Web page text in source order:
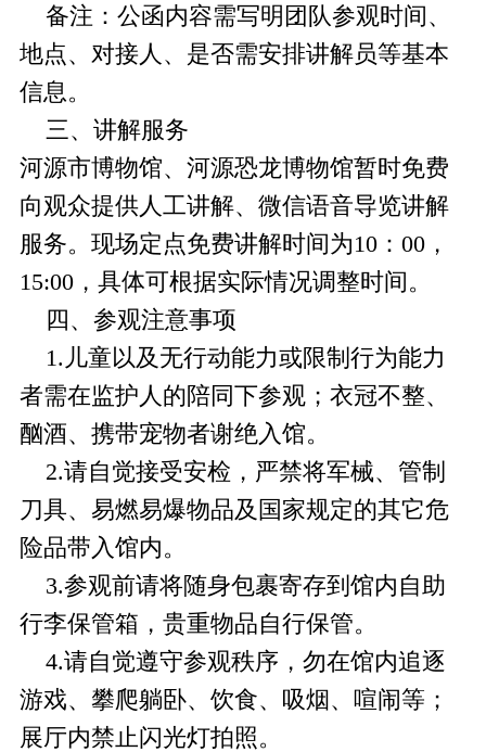
备注：公函内容需写明团队参观时间、
地点、对接人、是否需安排讲解员等基本
信息。
三、讲解服务
河源市博物馆、河源恐龙博物馆暂时免费
向观众提供人工讲解、微信语音导览讲解
服务。现场定点免费讲解时间为10：00，
15:00，具体可根据实际情况调整时间。
四、参观注意事项
1.儿童以及无行动能力或限制行为能力
者需在监护人的陪同下参观；衣冠不整、
酗酒、携带宠物者谢绝入馆。
2.请自觉接受安检，严禁将军械、管制
刀具、易燃易爆物品及国家规定的其它危
险品带入馆内。
3.参观前请将随身包裹寄存到馆内自助
行李保管箱，贵重物品自行保管。
4.请自觉遵守参观秩序，勿在馆内追逐
游戏、攀爬躺卧、饮食、吸烟、喧闹等；
展厅内禁止闪光灯拍照。